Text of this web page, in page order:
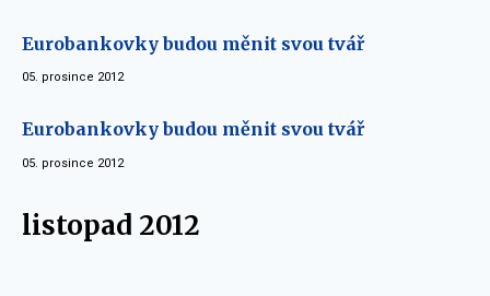
Eurobankovky budou měnit svou tvář
05. prosince 2012
Eurobankovky budou měnit svou tvář
05. prosince 2012
listopad 2012